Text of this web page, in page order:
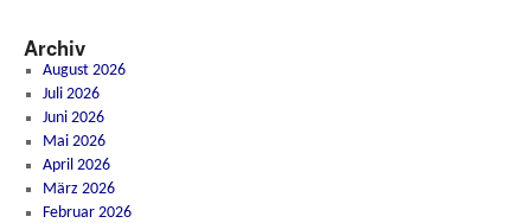
Archiv
August 2026
Juli 2026
Juni 2026
Mai 2026
April 2026
März 2026
Februar 2026